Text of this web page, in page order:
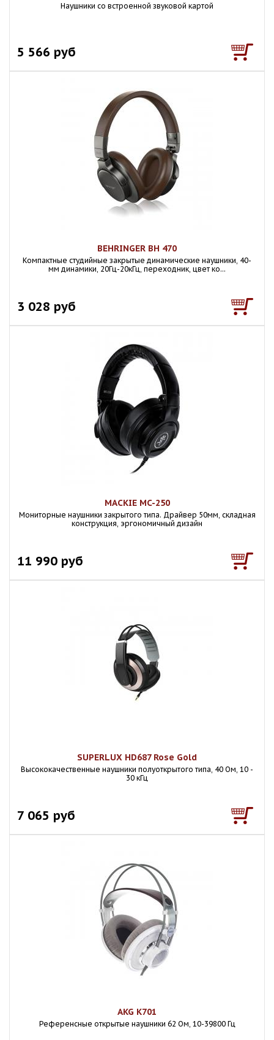
Наушники со встроенной звуковой картой
5 566 руб
BEHRINGER BH 470
Компактные студийные закрытые динамические наушники, 40-
мм динамики, 20Гц-20кГц, переходник, цвет ко...
3 028 руб
MACKIE MC-250
Мониторные наушники закрытого типа. Драйвер 50мм, складная
конструкция, эргономичный дизайн
11 990 руб
SUPERLUX HD687 Rose Gold
Высококачественные наушники полуоткрытого типа, 40 Ом, 10 -
30 кГц
7 065 руб
AKG K701
Референсные открытые наушники 62 Ом, 10-39800 Гц